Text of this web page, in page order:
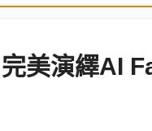
美演繹AI